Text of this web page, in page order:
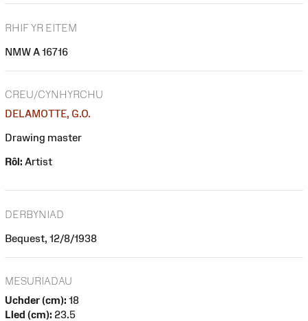
RHIF YR EITEM
NMW A 16716
CREU/CYNHYRCHU
DELAMOTTE, G.O.
Drawing master
Rôl: Artist
DERBYNIAD
Bequest, 12/8/1938
MESURIADAU
Uchder (cm): 18
Lled (cm): 23.5